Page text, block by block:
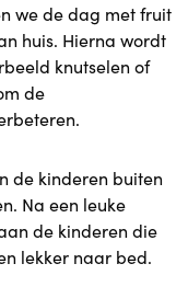
we de dag met fruit
huis. Hierna wordt
knutselen of
de
de kinderen buiten
Na een leuke
de kinderen die
lekker naar bed.